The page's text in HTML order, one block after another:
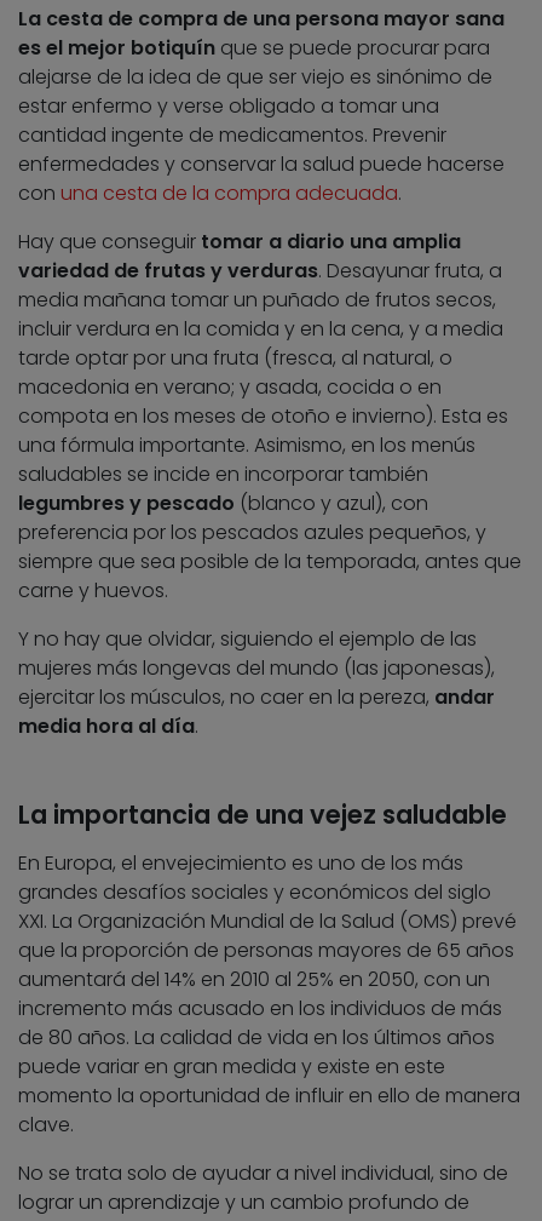
La cesta de compra de una persona mayor sana
es el mejor botiquín que se puede procurar para
alejarse de la idea de que ser viejo es sinónimo de
estar enfermo y verse obligado a tomar una
cantidad ingente de medicamentos. Prevenir
enfermedades y conservar la salud puede hacerse
con una cesta de la compra adecuada.
Hay que conseguir tomar a diario una amplia
variedad de frutas y verduras. Desayunar fruta, a
media mañana tomar un puñado de frutos secos,
incluir verdura en la comida y en la cena, y a media
tarde optar por una fruta (fresca, al natural, o
macedonia en verano; y asada, cocida o en
compota en los meses de otoño e invierno). Esta es
una fórmula importante. Asimismo, en los menús
saludables se incide en incorporar también
legumbres y pescado (blanco y azul), con
preferencia por los pescados azules pequeños, y
siempre que sea posible de la temporada, antes que
carne y huevos.
Y no hay que olvidar, siguiendo el ejemplo de las
mujeres más longevas del mundo (las japonesas),
ejercitar los músculos, no caer en la pereza, andar
media hora al día.
La importancia de una vejez saludable
En Europa, el envejecimiento es uno de los más
grandes desafíos sociales y económicos del siglo
XXI. La Organización Mundial de la Salud (OMS) prevé
que la proporción de personas mayores de 65 años
aumentará del 14% en 2010 al 25% en 2050, con un
incremento más acusado en los individuos de más
de 80 años. La calidad de vida en los últimos años
puede variar en gran medida y existe en este
momento la oportunidad de influir en ello de manera
clave.
No se trata solo de ayudar a nivel individual, sino de
lograr un aprendizaje y un cambio profundo de